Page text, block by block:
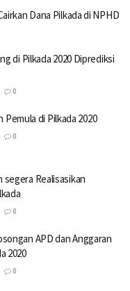
Dana Pilkada di NPHD
di Pilkada 2020 Diprediksi
0
Pemula di Pilkada 2020
0
Realisasikan
0
APD dan Anggaran
2020
0